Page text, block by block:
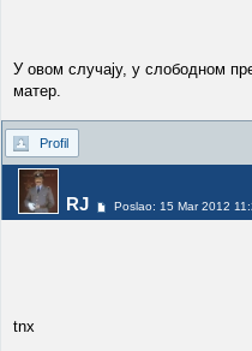
У овом случају, у слободном
матер.
Profil
RJ Poslao: 15 Mar 2012
tnx